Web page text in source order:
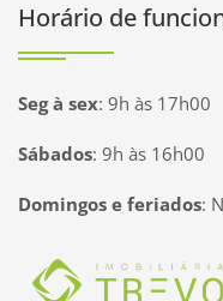
Horário de
Seg à sex: 9h às 17h00
Sábados: 9h às 16h00
Domingos e feriados:
Página inicial